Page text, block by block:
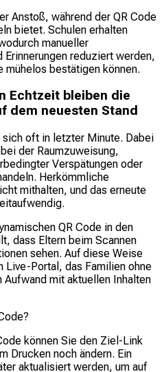
Anstoß, während der QR Code
bietet. Schulen erhalten
manueller
Erinnerungen reduziert werden,
mühelos bestätigen können.
Echtzeit bleiben die
dem neuesten Stand
oft in letzter Minute. Dabei
der Raumzuweisung,
Verspätungen oder
Herkömmliche
mithalten, und das erneute
QR Code in den
dass Eltern beim Scannen
sehen. Auf diese Weise
Portal, das Familien ohne
mit aktuellen Inhalten
können Sie den Ziel-Link
Drucken noch ändern. Ein
aktualisiert werden, um auf